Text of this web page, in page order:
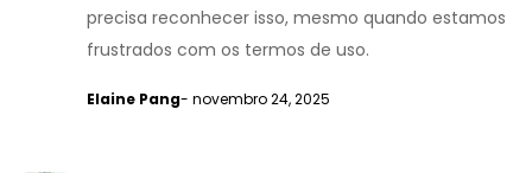
precisa reconhecer isso, mesmo quando estamos
frustrados com os termos de uso.
Elaine Pang- novembro 24, 2025